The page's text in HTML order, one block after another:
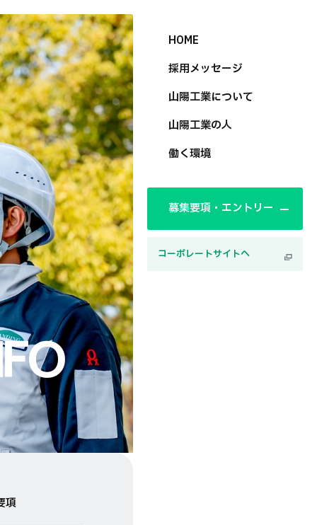
HOME
採用メッセージ
山陽工業について
山陽工業の人
働く環境
募集要項・エントリー
コーポレートサイトへ
項